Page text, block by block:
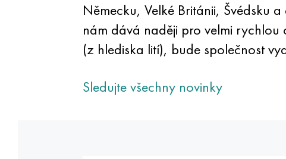
Německu, Velké Británii, Švédsku
nám dává naději pro velmi
(z hlediska lití), bude společnost
Sledujte všechny novinky